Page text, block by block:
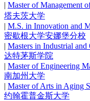
| Master of Management
塔夫茨大学
| M.S. in Innovation and
密歇根大学安娜堡分校
| Masters in Industrial
达特茅斯学院
| Master of Engineering
南加州大学
| Master of Arts in Aging
约翰霍普金斯大学